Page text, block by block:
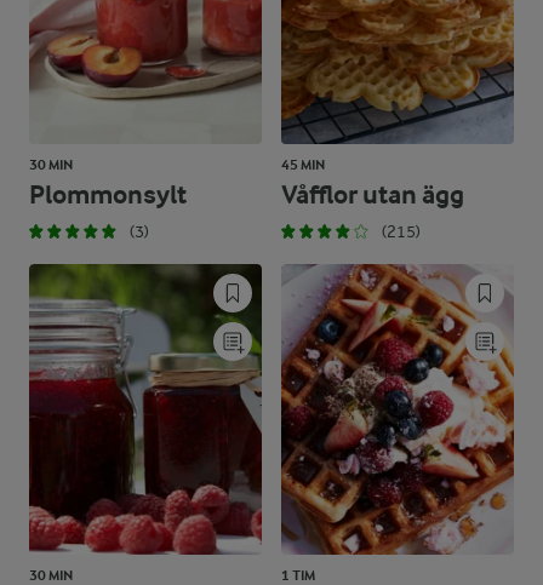
30 MIN
Plommonsylt
(3)
45 MIN
Våfflor utan ägg
(215)
30 MIN 1 TIM